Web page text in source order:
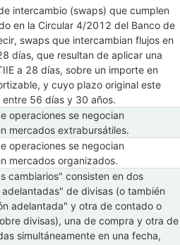
intercambio (swaps) que cumplen
en la Circular 4/2012 del Banco de
swaps que intercambian flujos en
días, que resultan de aplicar una
a 28 días, sobre un importe en
y cuyo plazo original este
56 días y 30 años.
operaciones se negocian
mercados extrabursátiles.
operaciones se negocian
mercados organizados.
cambiarios" consisten en dos
de divisas (o también
adelantada" y otra de contado o
divisas), una de compra y otra de
simultáneamente en una fecha,